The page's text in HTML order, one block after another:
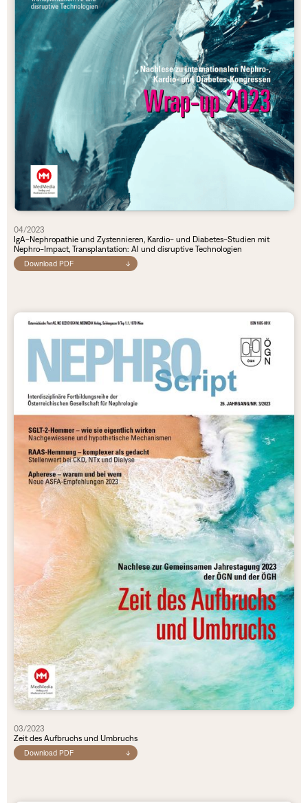
04/2023
IgA-Nephropathie und Zystennieren, Kardio- und Diabetes-Studien mit
Nephro-Impact, Transplantation: AI und disruptive Technologien
Download PDF ↓
03/2023
Zeit des Aufbruchs und Umbruchs
Download PDF ↓